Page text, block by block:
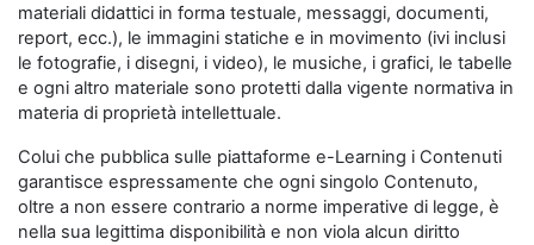
materiali didattici in forma testuale, messaggi, documenti,
report, ecc.), le immagini statiche e in movimento (ivi inclusi
le fotografie, i disegni, i video), le musiche, i grafici, le tabelle
e ogni altro materiale sono protetti dalla vigente normativa in
materia di proprietà intellettuale.
Colui che pubblica sulle piattaforme e-Learning i Contenuti
garantisce espressamente che ogni singolo Contenuto,
oltre a non essere contrario a norme imperative di legge, è
nella sua legittima disponibilità e non viola alcun diritto